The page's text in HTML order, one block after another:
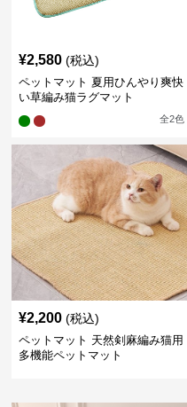
¥2,580 (税込)
ペットマット 夏用ひんやり爽快
い草編み猫ラグマット
全2色
¥2,200 (税込)
ペットマット 天然剣麻編み猫用
多機能ペットマット